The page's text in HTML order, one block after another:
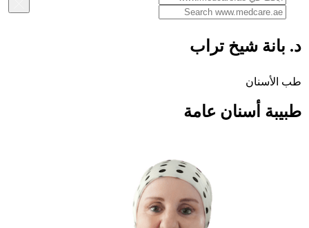
د. بانة شيخ تراب
طب الأسنان
طبيبة أسنان عامة